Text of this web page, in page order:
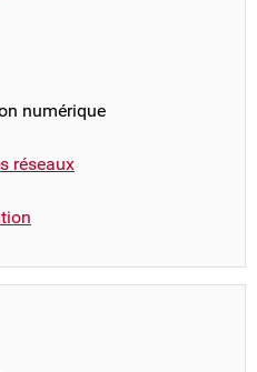
numérique
réseaux